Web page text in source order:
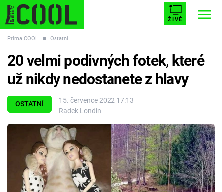
ŽIVĚ
ESCAPE PLNEJ KOTEL AVENGERS 5
Témata
Filmy
Seriály
Prima COOL ■ Ostatní
OSTATNÍ
15. července 2022 17:13
Radek Londin
20 velmi podivných fotek, které
už nikdy nedostanete z hlavy